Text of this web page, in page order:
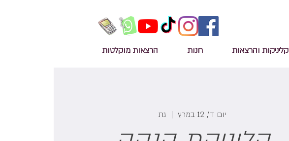
קליניקות והרצאות חנות הרצאות מוקלטות
יום ד׳, 12 במרץ
  |
גת